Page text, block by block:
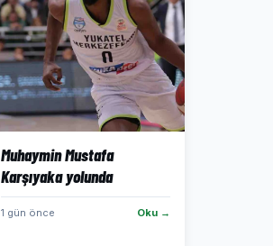
Muhaymin Mustafa
Karşıyaka yolunda
1 gün önce Oku →